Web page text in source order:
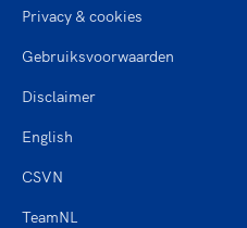
Privacy & cookies
Gebruiksvoorwaarden
Disclaimer
English
CSVN
TeamNL